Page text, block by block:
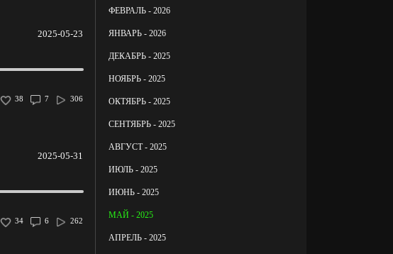
2025-05-23
306
7
38
2025-05-31
262
6
34
ФЕВРАЛЬ - 2026
ЯНВАРЬ - 2026
ДЕКАБРЬ - 2025
НОЯБРЬ - 2025
ОКТЯБРЬ - 2025
СЕНТЯБРЬ - 2025
АВГУСТ - 2025
ИЮЛЬ - 2025
ИЮНЬ - 2025
МАЙ - 2025
АПРЕЛЬ - 2025